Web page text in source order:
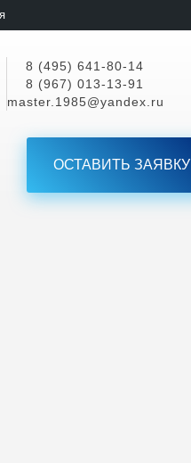
8 (495) 641-80-14
8 (967) 013-13-91
master.1985@yandex.ru
ОСТАВИТЬ ЗАЯВКУ